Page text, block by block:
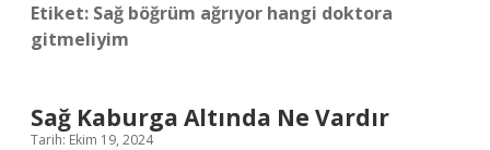
Etiket: Sağ böğrüm ağrıyor hangi doktora
gitmeliyim
Sağ Kaburga Altında Ne Vardır
Tarih: Ekim 19, 2024